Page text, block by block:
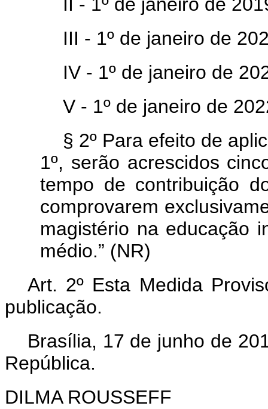
III - 1º de janeiro de
IV - 1º de janeiro de
V - 1º de janeiro de
§ 2º Para efeito de
1º, serão acrescidos
tempo de contribuição
comprovarem
magistério na educação
médio.” (NR)
Art. 2º Esta Medida
publicação.
Brasília, 17 de junho de
República.
DILMA ROUSSEFF